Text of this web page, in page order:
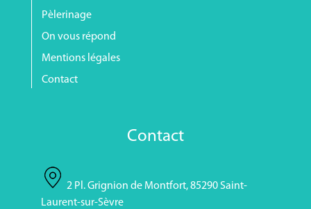
Pèlerinage
On vous répond
Mentions légales
Contact
Contact
2 Pl. Grignion de Montfort, 85290 Saint-
Laurent-sur-Sèvre